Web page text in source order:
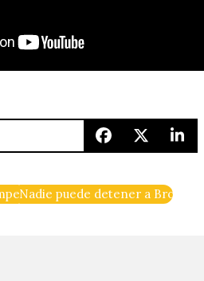
Un sueño hecho realidad
Nadie puede detener a